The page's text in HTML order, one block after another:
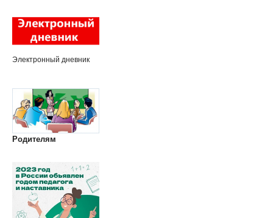
Электронный дневник
Родителям